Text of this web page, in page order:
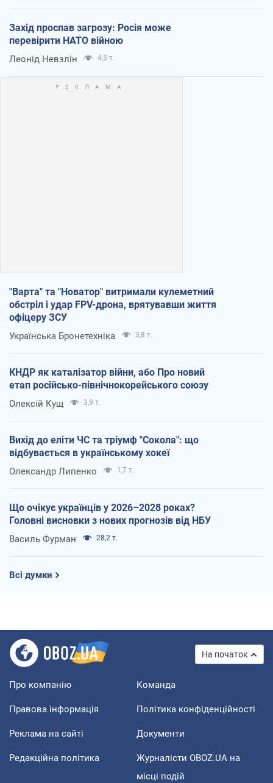
Захід проспав загрозу: Росія може
перевірити НАТО війною
Леонід Невзлін 4,5 т.
"Варта" та "Новатор" витримали кулеметний
обстріл і удар FPV-дрона, врятувавши життя
офіцеру ЗСУ
Українська Бронетехніка 3,8 т.
КНДР як каталізатор війни, або Про новий
етап російсько-північнокорейського союзу
Олексій Кущ 3,9 т.
Вихід до еліти ЧС та тріумф "Сокола": що
відбувається в українському хокеї
Олександр Липенко 1,7 т.
Що очікує українців у 2026–2028 роках?
Головні висновки з нових прогнозів від НБУ
Василь Фурман 28,2 т.
Всі думки
На початок
Про компанію Команда
Правова інформація Політика конфіденційності
Реклама на сайті Документи
Редакційна політика
Журналісти OBOZ.UA на
місці подій